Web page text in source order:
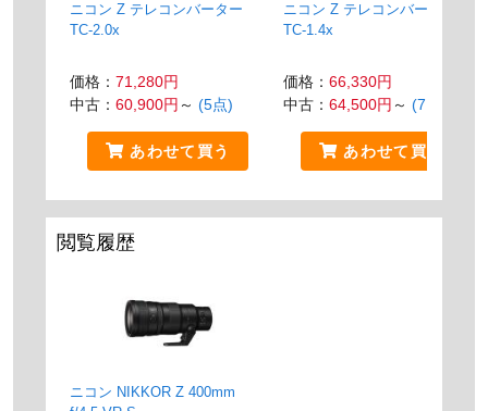
ニコン Z テレコンバーター
TC-2.0x
価格： 71,280円
中古： 60,900円 ～ (5点)
あわせて買う
ニコン Z テレコンバーター
TC-1.4x
価格： 66,330円
中古： 64,500円 ～ (7点)
あわせて買う
閲覧履歴
ニコン NIKKOR Z 400mm